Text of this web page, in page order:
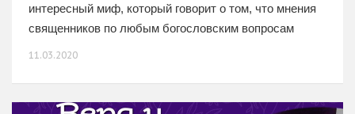
интересный миф, который говорит о том, что мнения
священников по любым богословским вопросам
11.03.2020